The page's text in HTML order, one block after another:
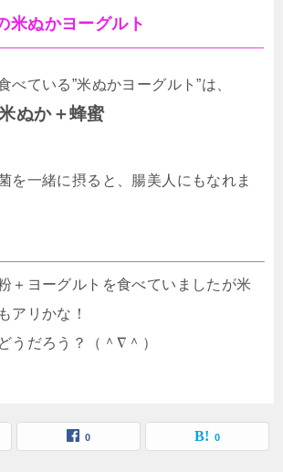
米ぬかヨーグルト
べている”米ぬかヨーグルト”は、
ぬか＋蜂蜜
を一緒に摂ると、腸美人にもなれま
＋ヨーグルトを食べていましたが米
アリかな！
うだろう？（＾∇＾）
0 0